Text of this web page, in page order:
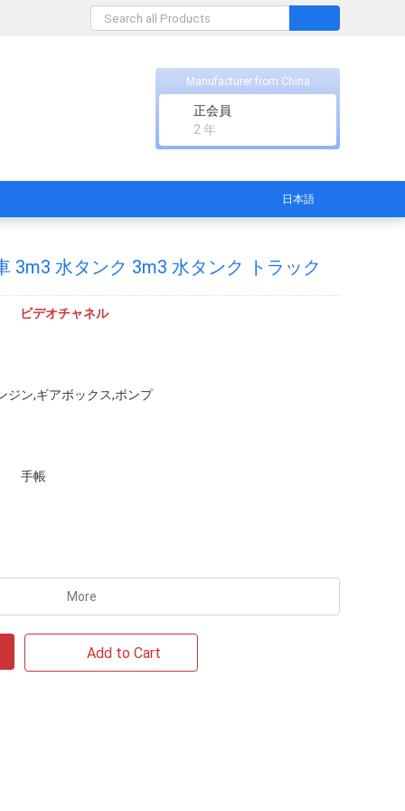
Manufacturer from China
正会員
2 年
日本語
3m3 水タンク 3m3 水タンク トラック
ビデオチャネル
ジン,ギアボックス,ポンプ
手帳
More
Add to Cart